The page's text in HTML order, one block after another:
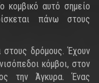
κομβικό αυτό σημείο
πάνω στους
δρόμους. Έχουν
κόμβοι, στον
την Άγκυρα. Ένας